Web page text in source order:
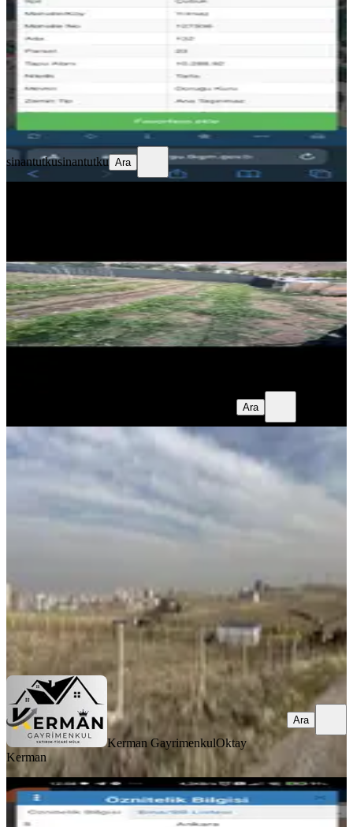
Çubuk, Yılmazköy Mahallesi
7/m²·12.07.2026
sinantutku sinantutku
Ara
sinantutkusinantutku Ara
400 m²·63/m²·12.06.2026
25.000 ₺
Mehmet KAYGUSUZMehmet KAYGUSUZ
Ara
Kerman'dan Yenicimşit'te Kiralık
1000 M2 Tarla
Sincan, Yeniçimşit Mahallesi
·12.04.2026
Kerman Gayrimenkul Oktay Kerman
Ara
Kerman GayrimenkulOktay
Kerman
Ara
Sahibinden Ankara Gölbaşı Ahiboz
28.100 Metre Arazi Kiralik